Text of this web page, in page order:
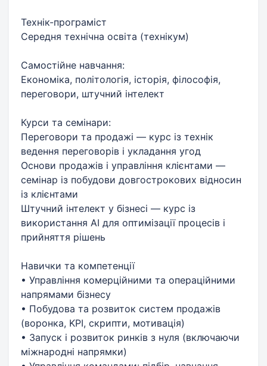
Технік-програміст
Середня технічна освіта (технікум)
Самостійне навчання:
Економіка, політологія, історія, філософія,
переговори, штучний інтелект
Курси та семінари:
Переговори та продажі — курс із технік
ведення переговорів і укладання угод
Основи продажів і управління клієнтами —
семінар із побудови довгострокових відносин
із клієнтами
Штучний інтелект у бізнесі — курс із
використання AI для оптимізації процесів і
прийняття рішень
Навички та компетенції
• Управління комерційними та операційними
напрямами бізнесу
• Побудова та розвиток систем продажів
(воронка, KPI, скрипти, мотивація)
• Запуск і розвиток ринків з нуля (включаючи
міжнародні напрямки)